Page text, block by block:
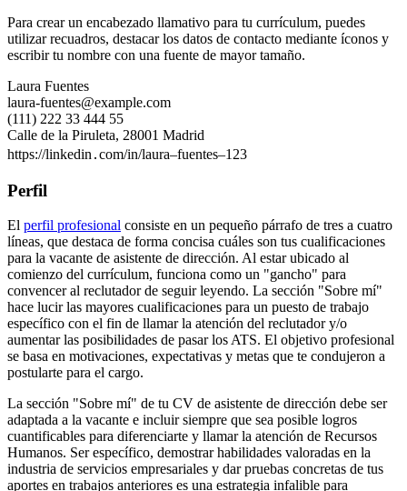
Para crear un encabezado llamativo para tu currículum, puedes
utilizar recuadros, destacar los datos de contacto mediante íconos y
escribir tu nombre con una fuente de mayor tamaño.
Laura Fuentes
laura-fuentes@example.com
(111) 222 33 444 55
Calle de la Piruleta, 28001 Madrid
https://linkedin․com/in/laura–fuentes–123
Perfil
El perfil profesional consiste en un pequeño párrafo de tres a cuatro
líneas, que destaca de forma concisa cuáles son tus cualificaciones
para la vacante de asistente de dirección. Al estar ubicado al
comienzo del currículum, funciona como un "gancho" para
convencer al reclutador de seguir leyendo. La sección "Sobre mí"
hace lucir las mayores cualificaciones para un puesto de trabajo
específico con el fin de llamar la atención del reclutador y/o
aumentar las posibilidades de pasar los ATS. El objetivo profesional
se basa en motivaciones, expectativas y metas que te condujeron a
postularte para el cargo.
La sección "Sobre mí" de tu CV de asistente de dirección debe ser
adaptada a la vacante e incluir siempre que sea posible logros
cuantificables para diferenciarte y llamar la atención de Recursos
Humanos. Ser específico, demostrar habilidades valoradas en la
industria de servicios empresariales y dar pruebas concretas de tus
aportes en trabajos anteriores es una estrategia infalible para